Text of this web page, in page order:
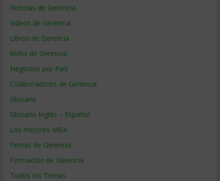
Noticias de Gerencia
Videos de Gerencia
Libros de Gerencia
Webs de Gerencia
Negocios por País
Colaboradores de Gerencia
Glosario
Glosario Inglés – Español
Los mejores MBA
Firmas de Gerencia
Formación de Gerencia
Todos los Temas